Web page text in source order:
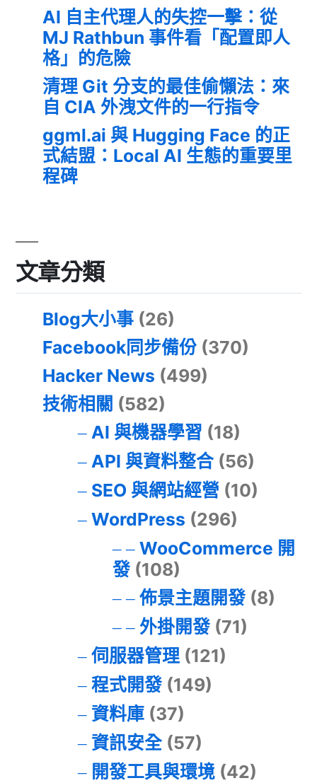
AI 自主代理人的失控一擊：從
MJ Rathbun 事件看「配置即人
格」的危險
清理 Git 分支的最佳偷懶法：來
自 CIA 外洩文件的一行指令
ggml.ai 與 Hugging Face 的正
式結盟：Local AI 生態的重要里
程碑
文章分類
Blog大小事 (26)
Facebook同步備份 (370)
Hacker News (499)
技術相關 (582)
AI 與機器學習 (18)
API 與資料整合(56)
SEO 與網站經營 (10)
WordPress (296)
WooCommerce 開
發(108)
佈景主題開發(8)
外掛開發(71)
伺服器管理(121)
程式開發(149)
資料庫(37)
資訊安全(57)
開發工具與環境(42)